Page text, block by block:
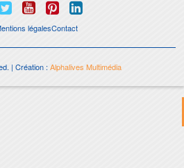
légalesContact
| Création :Alphalives Multimédia